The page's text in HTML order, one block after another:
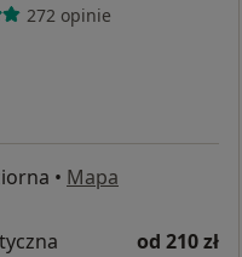
272 opinie
• Mapa
od 210 zł